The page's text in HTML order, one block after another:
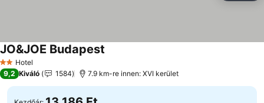
2 Kategória
Hotel
JO&JOE Budapest
9,2 Kiváló 1584 7.9 km-re innen: XVI kerület